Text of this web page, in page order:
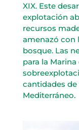
XIX. Este
explotación
recursos
amenazó con
bosque. Las
para la
cantidades
Mediterráneo.